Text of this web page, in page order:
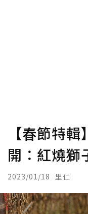
【春節特
開：紅燒獅
2023/01/18 里仁